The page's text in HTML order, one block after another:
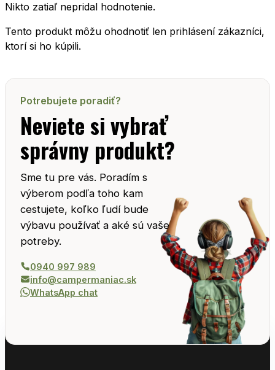
Nikto zatiaľ nepridal hodnotenie.
Tento produkt môžu ohodnotiť len prihlásení zákazníci,
ktorí si ho kúpili.
Potrebujete poradiť?
Neviete si vybrať
správny produkt?
Sme tu pre vás. Poradím s
výberom podľa toho kam
cestujete, koľko ľudí bude
výbavu používať a aké sú vaše
potreby.
0940 997 989
info@campermaniac.sk
WhatsApp chat